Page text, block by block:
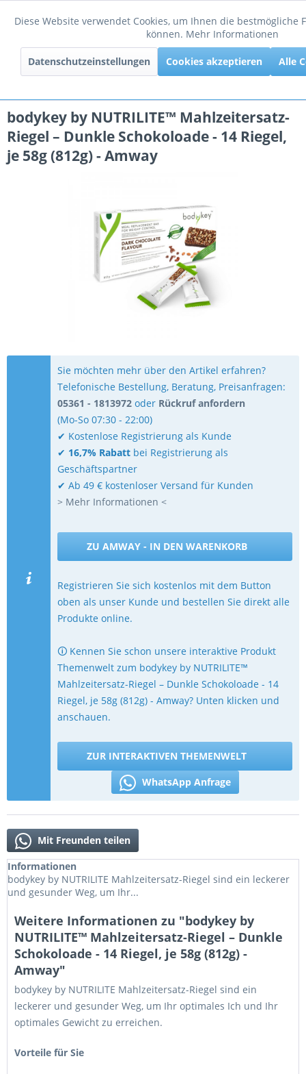
Menü
bodykey by NUTRILITE™ Mahlzeitersatz-
Riegel – Dunkle Schokoloade - 14 Riegel,
je 58g (812g) - Amway
Sie möchten mehr über den Artikel erfahren?
Telefonische Bestellung, Beratung, Preisanfragen:
05361 - 1813972 oder Rückruf anfordern
(Mo-So 07:30 - 22:00)
✔ Kostenlose Registrierung als Kunde
✔ 16,7% Rabatt bei Registrierung als
Geschäftspartner
✔ Ab 49 € kostenloser Versand für Kunden
> Mehr Informationen <
ZU AMWAY - IN DEN WARENKORB
Registrieren Sie sich kostenlos mit dem Button
oben als unser Kunde und bestellen Sie direkt alle
Produkte online.
🛈 Kennen Sie schon unsere interaktive Produkt
Themenwelt zum bodykey by NUTRILITE™
Mahlzeitersatz-Riegel – Dunkle Schokoloade - 14
Riegel, je 58g (812g) - Amway? Unten klicken und
anschauen.
ZUR INTERAKTIVEN THEMENWELT
WhatsApp Anfrage
Mit Freunden teilen
Informationen
bodykey by NUTRILITE Mahlzeitersatz-Riegel sind ein leckerer
und gesunder Weg, um Ihr...
Weitere Informationen zu "bodykey by
NUTRILITE™ Mahlzeitersatz-Riegel – Dunkle
Schokoloade - 14 Riegel, je 58g (812g) -
Amway"
bodykey by NUTRILITE Mahlzeitersatz-Riegel sind ein
leckerer und gesunder Weg, um Ihr optimales Ich und Ihr
optimales Gewicht zu erreichen.
Vorteile für Sie
Funktionale
Tracking
Diese Website verwendet Cookies, um Ihnen die bestmögliche
können. Mehr Informationen
Datenschutzeinstellungen Cookies akzeptieren Alle